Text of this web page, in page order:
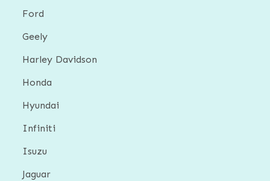
Ford
Geely
Harley Davidson
Honda
Hyundai
Infiniti
Isuzu
Jaguar